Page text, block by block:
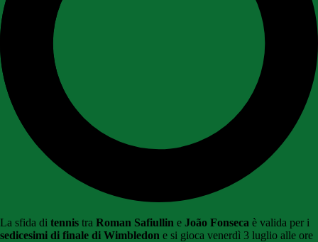
La sfida di tennis tra Roman Safiullin e João Fonseca è valida per i
sedicesimi di finale di Wimbledon e si gioca venerdì 3 luglio alle ore